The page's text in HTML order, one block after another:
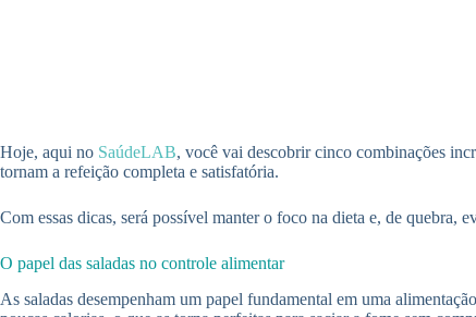
Hoje, aqui no SaúdeLAB, você vai descobrir cinco combinações
tornam a refeição completa e satisfatória.
Com essas dicas, será possível manter o foco na dieta e, de
O papel das saladas no controle alimentar
As saladas desempenham um papel fundamental em uma